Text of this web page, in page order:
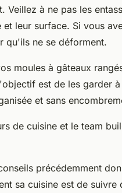
Veillez à ne pas les
et leur surface. Si vous
qu'ils ne se déforment.
moules à gâteaux
est de les garder
et sans
de cuisine et le team
précédemment
sa cuisine est de